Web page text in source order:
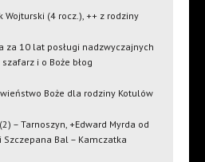
Wojturski (4 rocz.), ++ z rodziny
za 10 lat posługi nadzwyczajnych
szafarz i o Boże błog
Boże dla rodziny Kotulów
– Tarnoszyn, +Edward Myrda od
Szczepana Bal – Kamczatka